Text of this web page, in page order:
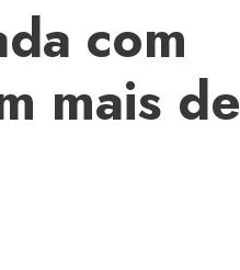
com
mais de